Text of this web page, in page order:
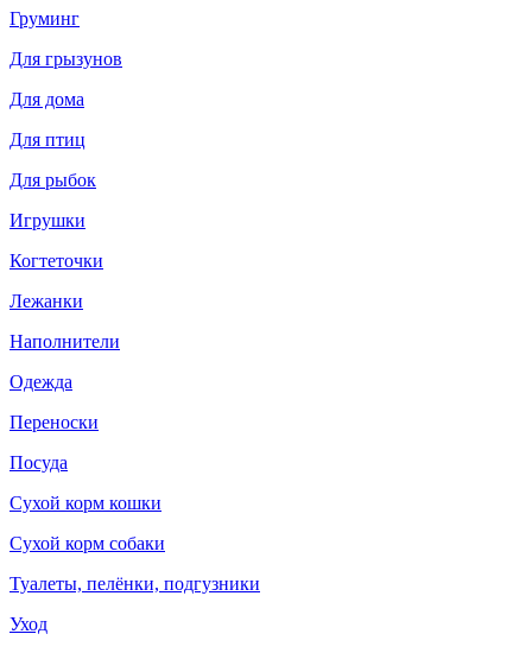
Груминг
Для грызунов
Для дома
Для птиц
Для рыбок
Игрушки
Когтеточки
Лежанки
Наполнители
Одежда
Переноски
Посуда
Сухой корм кошки
Сухой корм собаки
Туалеты, пелёнки, подгузники
Уход